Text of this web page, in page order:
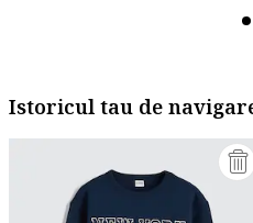
Istoricul tau de